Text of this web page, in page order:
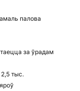
палова
за ўрадам
тыс.